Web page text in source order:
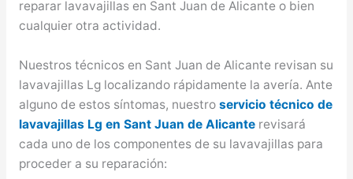
reparar lavavajillas en Sant Juan de Alicante o bien
cualquier otra actividad.
Nuestros técnicos en Sant Juan de Alicante revisan su
lavavajillas Lg localizando rápidamente la avería. Ante
alguno de estos síntomas, nuestro servicio técnico de
lavavajillas Lg en Sant Juan de Alicante revisará
cada uno de los componentes de su lavavajillas para
proceder a su reparación: